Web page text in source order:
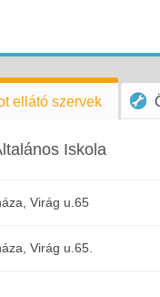
ellátó szervek
Iskola
Virág u.65
Virág u.65.